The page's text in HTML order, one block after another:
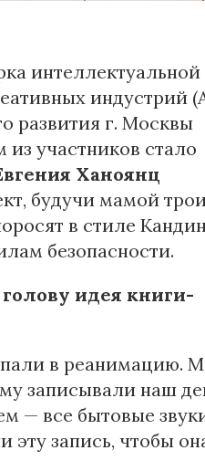
интеллектуальной
индустрий
развития г. Москвы
участников стало
Ханоянц
будучи мамой
в стиле
безопасности.
идея книги-
в реанимацию.
записывали наш
— все бытовые
запись, чтобы